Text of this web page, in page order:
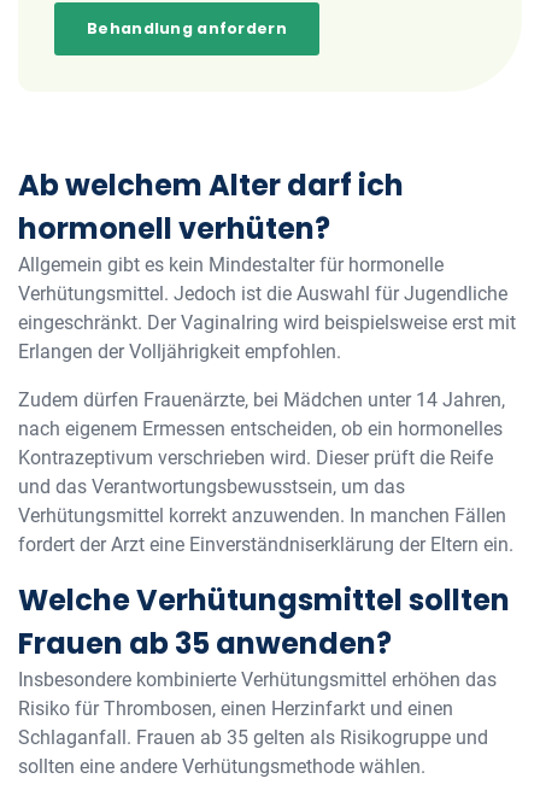
Behandlung anfordern
Ab welchem Alter darf ich
hormonell verhüten?
Allgemein gibt es kein Mindestalter für hormonelle
Verhütungsmittel. Jedoch ist die Auswahl für Jugendliche
eingeschränkt. Der Vaginalring wird beispielsweise erst mit
Erlangen der Volljährigkeit empfohlen.
Zudem dürfen Frauenärzte, bei Mädchen unter 14 Jahren,
nach eigenem Ermessen entscheiden, ob ein hormonelles
Kontrazeptivum verschrieben wird. Dieser prüft die Reife
und das Verantwortungsbewusstsein, um das
Verhütungsmittel korrekt anzuwenden. In manchen Fällen
fordert der Arzt eine Einverständniserklärung der Eltern ein.
Welche Verhütungsmittel sollten
Frauen ab 35 anwenden?
Insbesondere kombinierte Verhütungsmittel erhöhen das
Risiko für Thrombosen, einen Herzinfarkt und einen
Schlaganfall. Frauen ab 35 gelten als Risikogruppe und
sollten eine andere Verhütungsmethode wählen.